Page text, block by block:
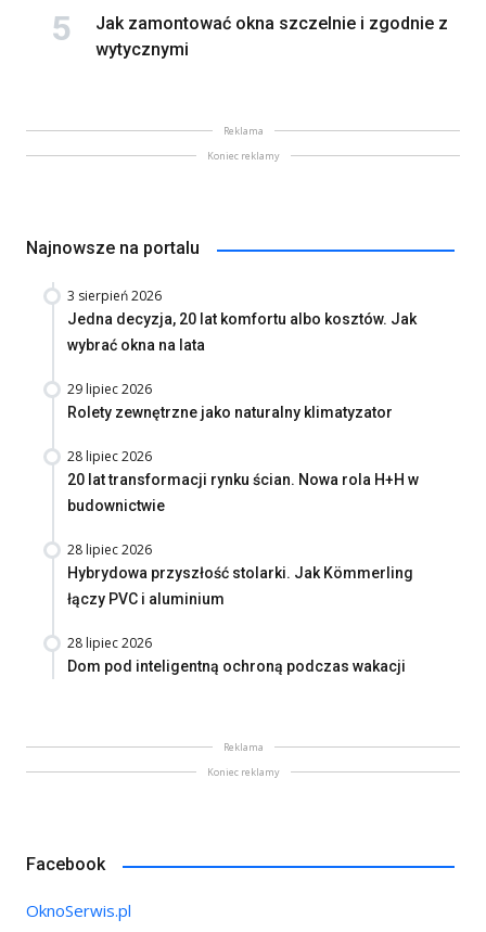
Jak zamontować okna szczelnie i zgodnie z
wytycznymi
Reklama
Koniec reklamy
Najnowsze na portalu
3 sierpień 2026
Jedna decyzja, 20 lat komfortu albo kosztów. Jak
wybrać okna na lata
29 lipiec 2026
Rolety zewnętrzne jako naturalny klimatyzator
28 lipiec 2026
20 lat transformacji rynku ścian. Nowa rola H+H w
budownictwie
28 lipiec 2026
Hybrydowa przyszłość stolarki. Jak Kömmerling
łączy PVC i aluminium
28 lipiec 2026
Dom pod inteligentną ochroną podczas wakacji
Reklama
Koniec reklamy
Facebook
OknoSerwis.pl